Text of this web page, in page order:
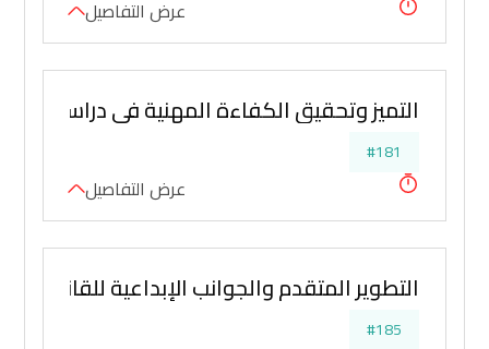
عرض التفاصيل
التميز وتحقيق الكفاءة المهنية في دراسة
#181
عرض التفاصيل
التطوير المتقدم والجوانب الإبداعية للقانونيين
#185